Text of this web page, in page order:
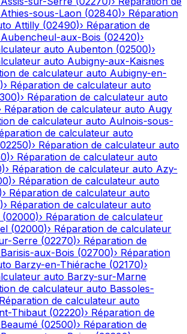
Athies-sous-Laon (02840)› Réparation
Attilly (02490)› Réparation de
Aubencheul-aux-Bois (02420)›
auto Aubenton (02500)›
auto Aubigny-aux-Kaisnes
de calculateur auto Aubigny-en-
)› Réparation de calculateur auto
)› Réparation de calculateur auto
Réparation de calculateur auto Augy
de calculateur auto Aulnois-sous-
de calculateur auto
02250)› Réparation de calculateur auto
)› Réparation de calculateur auto
)› Réparation de calculateur auto Azy-
)› Réparation de calculateur auto
)› Réparation de calculateur auto
)› Réparation de calculateur auto
(02000)› Réparation de calculateur
(02000)› Réparation de calculateur
Serre (02270)› Réparation de
Barisis-aux-Bois (02700)› Réparation
Barzy-en-Thiérache (02170)›
auto Barzy-sur-Marne
de calculateur auto Bassoles-
Réparation de calculateur auto
Thibaut (02220)› Réparation de
Beaumé (02500)› Réparation de